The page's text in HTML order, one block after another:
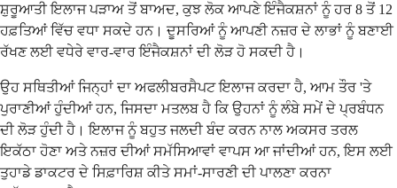
ਸ਼ੁਰੂਆਤੀ ਇਲਾਜ ਪੜਾਅ ਤੋਂ ਬਾਅਦ, ਕੁਝ ਲੋਕ ਆਪਣੇ ਇੰਜੈਕਸ਼ਨਾਂ ਨੂੰ ਹਰ 8 ਤੋਂ 12
ਹਫ਼ਤਿਆਂ ਵਿੱਚ ਵਧਾ ਸਕਦੇ ਹਨ। ਦੂਸਰਿਆਂ ਨੂੰ ਆਪਣੀ ਨਜ਼ਰ ਦੇ ਲਾਭਾਂ ਨੂੰ ਬਣਾਈ
ਰੱਖਣ ਲਈ ਵਧੇਰੇ ਵਾਰ-ਵਾਰ ਇੰਜੈਕਸ਼ਨਾਂ ਦੀ ਲੋੜ ਹੋ ਸਕਦੀ ਹੈ।
ਉਹ ਸਥਿਤੀਆਂ ਜਿਨ੍ਹਾਂ ਦਾ ਅਫਲੀਬਰਸੈਪਟ ਇਲਾਜ ਕਰਦਾ ਹੈ, ਆਮ ਤੌਰ 'ਤੇ
ਪੁਰਾਣੀਆਂ ਹੁੰਦੀਆਂ ਹਨ, ਜਿਸਦਾ ਮਤਲਬ ਹੈ ਕਿ ਉਹਨਾਂ ਨੂੰ ਲੰਬੇ ਸਮੇਂ ਦੇ ਪ੍ਰਬੰਧਨ
ਦੀ ਲੋੜ ਹੁੰਦੀ ਹੈ। ਇਲਾਜ ਨੂੰ ਬਹੁਤ ਜਲਦੀ ਬੰਦ ਕਰਨ ਨਾਲ ਅਕਸਰ ਤਰਲ
ਇਕੱਠਾ ਹੋਣਾ ਅਤੇ ਨਜ਼ਰ ਦੀਆਂ ਸਮੱਸਿਆਵਾਂ ਵਾਪਸ ਆ ਜਾਂਦੀਆਂ ਹਨ, ਇਸ ਲਈ
ਤੁਹਾਡੇ ਡਾਕਟਰ ਦੇ ਸਿਫ਼ਾਰਿਸ਼ ਕੀਤੇ ਸਮਾਂ-ਸਾਰਣੀ ਦੀ ਪਾਲਣਾ ਕਰਨਾ